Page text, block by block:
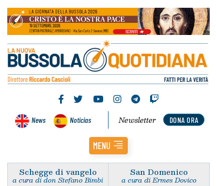
News Noticias DONA ORA
Newsletter
MENU
Schegge di vangelo
a cura di don Stefano Bimbi
San Domenico
a cura di Ermes Dovico